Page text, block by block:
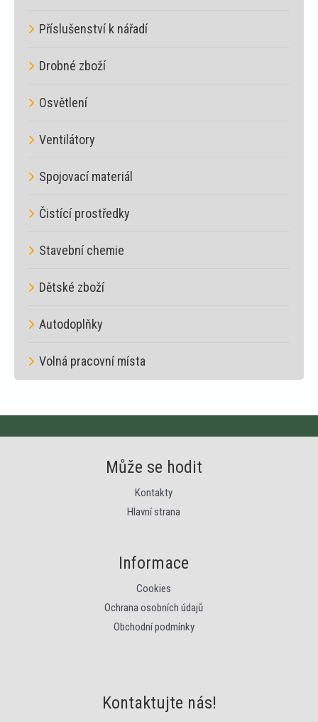
Příslušenství k nářadí
Drobné zboží
Osvětlení
Ventilátory
Spojovací materiál
Čistící prostředky
Stavební chemie
Dětské zboží
Autodoplňky
Volná pracovní místa
Může se hodit
Kontakty
Hlavní strana
Informace
Cookies
Ochrana osobních údajů
Obchodní podmínky
Kontaktujte nás!